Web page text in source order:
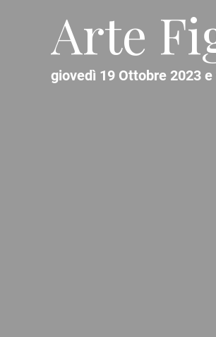
Arte
giovedì 19 Ottobre 2023